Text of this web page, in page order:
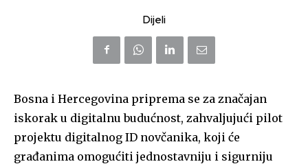
Dijeli
Bosna i Hercegovina priprema se za značajan
iskorak u digitalnu budućnost, zahvaljujući pilot
projektu digitalnog ID novčanika, koji će
građanima omogućiti jednostavniju i sigurniju